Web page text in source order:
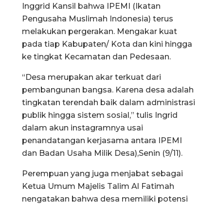
Inggrid Kansil bahwa IPEMI (Ikatan
Pengusaha Muslimah Indonesia) terus
melakukan pergerakan. Mengakar kuat
pada tiap Kabupaten/ Kota dan kini hingga
ke tingkat Kecamatan dan Pedesaan.
“Desa merupakan akar terkuat dari
pembangunan bangsa. Karena desa adalah
tingkatan terendah baik dalam administrasi
publik hingga sistem sosial,” tulis Ingrid
dalam akun instagramnya usai
penandatangan kerjasama antara IPEMI
dan Badan Usaha Milik Desa),Senin (9/11).
Perempuan yang juga menjabat sebagai
Ketua Umum Majelis Talim Al Fatimah
nengatakan bahwa desa memiliki potensi